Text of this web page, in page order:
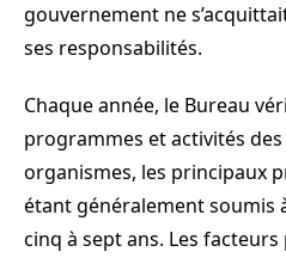
gouvernement ne
ses responsabilités.
Chaque année, le Bureau
programmes et activités
organismes, les principaux
étant généralement soumis
cinq à sept ans. Les